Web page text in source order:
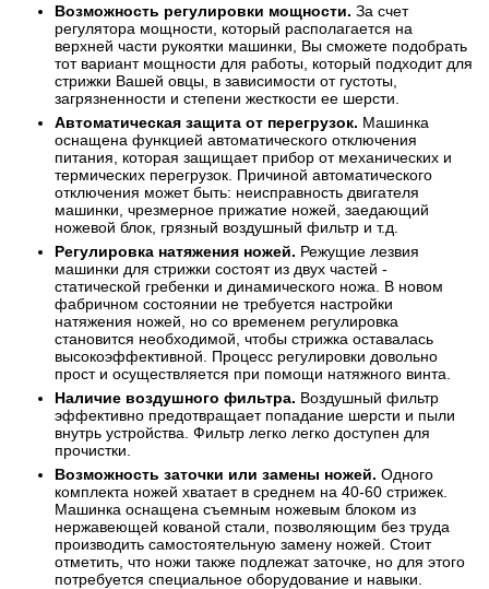
Возможность регулировки мощности. За счет
регулятора мощности, который располагается на
верхней части рукоятки машинки, Вы сможете подобрать
тот вариант мощности для работы, который подходит для
стрижки Вашей овцы, в зависимости от густоты,
загрязненности и степени жесткости ее шерсти.
Автоматическая защита от перегрузок. Машинка
оснащена функцией автоматического отключения
питания, которая защищает прибор от механических и
термических перегрузок. Причиной автоматического
отключения может быть: неисправность двигателя
машинки, чрезмерное прижатие ножей, заедающий
ножевой блок, грязный воздушный фильтр и т.д.
Регулировка натяжения ножей. Режущие лезвия
машинки для стрижки состоят из двух частей -
статической гребенки и динамического ножа. В новом
фабричном состоянии не требуется настройки
натяжения ножей, но со временем регулировка
становится необходимой, чтобы стрижка оставалась
высокоэффективной. Процесс регулировки довольно
прост и осуществляется при помощи натяжного винта.
Наличие воздушного фильтра. Воздушный фильтр
эффективно предотвращает попадание шерсти и пыли
внутрь устройства. Фильтр легко легко доступен для
прочистки.
Возможность заточки или замены ножей. Одного
комплекта ножей хватает в среднем на 40-60 стрижек.
Машинка оснащена съемным ножевым блоком из
нержавеющей кованой стали, позволяющим без труда
производить самостоятельную замену ножей. Стоит
отметить, что ножи также подлежат заточке, но для этого
потребуется специальное оборудование и навыки.